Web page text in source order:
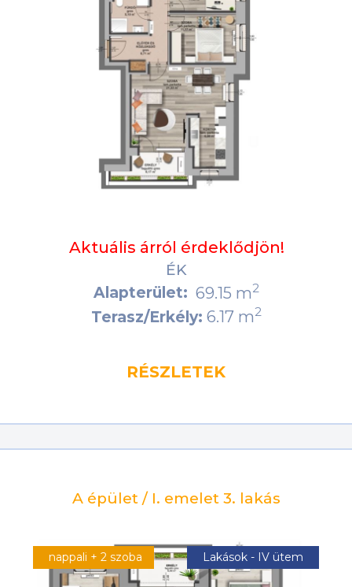
Aktuális árról érdeklődjön!
ÉK
Alapterület: 69.15 m2
Terasz/Erkély: 6.17 m2
RÉSZLETEK
A épület / I. emelet 3. lakás
nappali + 2 szoba Lakások - IV ütem